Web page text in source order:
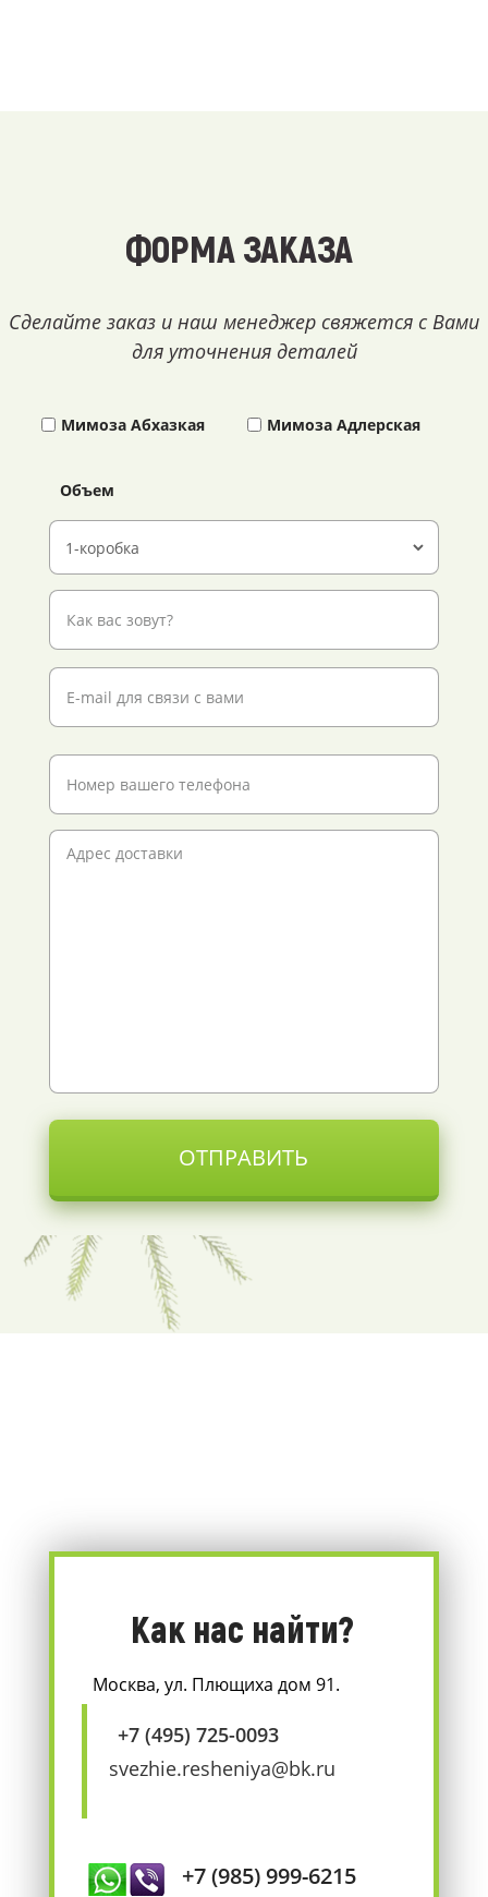
ФОРМА ЗАКАЗА
Сделайте заказ и наш менеджер свяжется с Вами
для уточнения деталей
ОТПРАВИТЬ
Мимоза Абхазкая Мимоза Адлерская
Объем
Как нас найти?
Москва, ул. Плющиха дом 91.
+7 (495) 725-0093
svezhie.resheniya@bk.ru
+7 (985) 999-6215